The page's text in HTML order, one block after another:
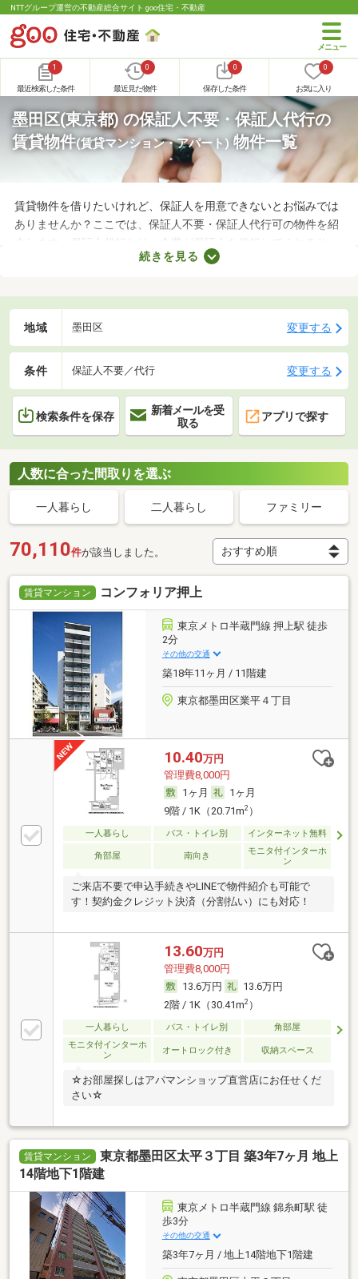
NTTグループ運営の不動産総合サイト goo住宅・不動産
1
最近検索した条件
0
最近見た物件
0
保存した条件
0
お気に入り
墨田区(東京都) の保証人不要・保証人代行の
賃貸物件(賃貸マンション・アパート) 物件一覧
賃貸物件を借りたいけれど、保証人を用意できないとお悩みでは
ありませんか？ここでは、保証人不要・保証人代行可の物件を紹
介します。保証人代行とは、企業が保証人を代行してくれるサー
ビスです。保証人を用意できなくてもお部屋を借りられるので、
た生活を送りましょう。
続きを見る
地域 墨田区 変更する
条件 保証人不要／代行 変更する
検索条件を保存
新着メールを受
取る
アプリで探す
人数に合った間取りを選ぶ
一人暮らし 二人暮らし ファミリー
70,110件が該当しました。
賃貸マンション コンフォリア押上
東京メトロ半蔵門線 押上駅 徒歩
2分
その他の交通
築18年11ヶ月 / 11階建
東京都墨田区業平４丁目
10.40万円
管理費8,000円
1ヶ月
1ヶ月
9階 / 1K（20.71m2）
一人暮らし バス・トイレ別 インターネット無料
角部屋 南向き
モニタ付インターホ
ン
ご来店不要で申込手続きやLINEで物件紹介も可能で
す！契約金クレジット決済（分割払い）にも対応！
13.60万円
管理費8,000円
13.6万円
13.6万円
2階 / 1K（30.41m2）
一人暮らし バス・トイレ別
角部屋
モニタ付インターホ
ン
オートロック付き 収納スペース
☆お部屋探しはアパマンショップ直営店にお任せくだ
さい☆
賃貸マンション
東京都墨田区太平３丁目 築3年7ヶ月 地上
14階地下1階建
東京メトロ半蔵門線 錦糸町駅 徒
歩3分
その他の交通
築3年7ヶ月 / 地上14階地下1階建